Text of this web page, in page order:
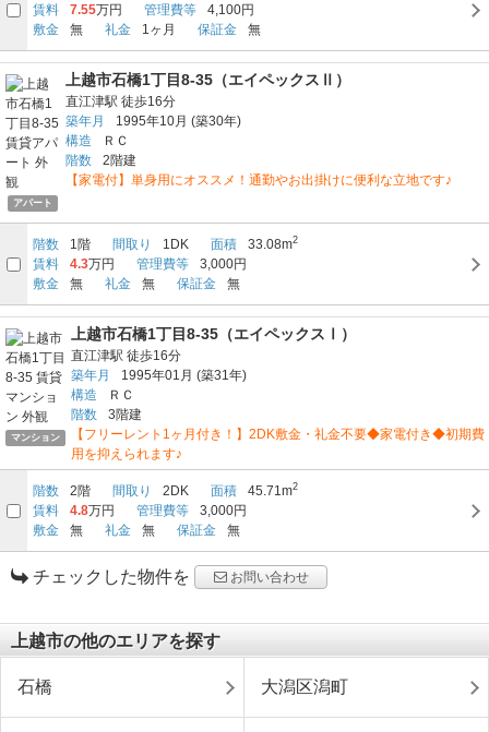
賃料 7.55万円 管理費等
4,100円
敷金
無 礼金 1ヶ月 保証金 無
アパート
上越市石橋1丁目8-35（エイペックスⅡ）
直江津駅 徒歩16分
築年月
1995年10月 (築30年)
構造
ＲＣ
階数
2階建
【家電付】単身用にオススメ！通勤やお出掛けに便利な立地です♪
階数 1階 間取り 1DK 面積 33.08m2
賃料 4.3万円 管理費等
3,000円
敷金
無 礼金 無 保証金 無
マンション
上越市石橋1丁目8-35（エイペックスⅠ）
直江津駅 徒歩16分
築年月
1995年01月 (築31年)
構造
ＲＣ
階数
3階建
【フリーレント1ヶ月付き！】2DK敷金・礼金不要◆家電付き◆初期費
用を抑えられます♪
階数 2階 間取り 2DK 面積 45.71m2
賃料 4.8万円 管理費等
3,000円
敷金
無 礼金 無 保証金 無
チェックした物件を お問い合わせ
上越市の他のエリアを探す
石橋 大潟区潟町